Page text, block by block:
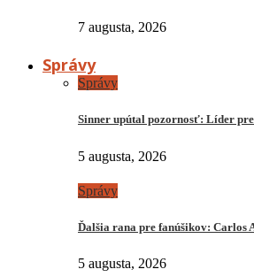
7 augusta, 2026
Správy
Správy
Sinner upútal pozornosť: Líder
5 augusta, 2026
Správy
Ďalšia rana pre fanúšikov: Carlos
5 augusta, 2026